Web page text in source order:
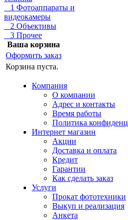
1 Фотоаппараты и
видеокамеры
2 Объективы
3 Прочее
Ваша корзина
Оформить заказ
Корзина пуста.
Компания
О компании
Адрес и контакты
Время работы
Политика
Интернет магазин
Акции
Доставка и оплата
Кредит
Гарантии
Как сделать заказ
Услуги
Прокат фототехники
Выкуп и реализация
Анкета